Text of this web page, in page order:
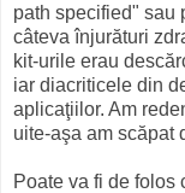
path specified" sau
câteva înjurături
kit-urile erau
iar diacriticele din
aplicaţiilor. Am
uite-aşa am scăpat
Poate va fi de folos